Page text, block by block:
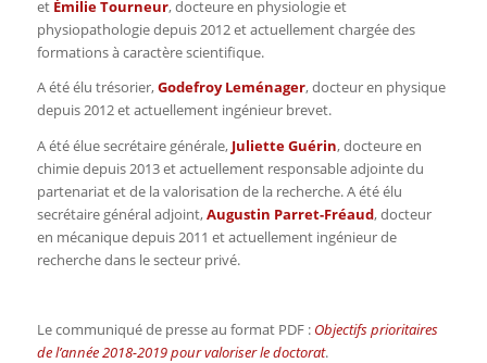
et Émilie Tourneur, docteure en physiologie et
physiopathologie depuis 2012 et actuellement chargée des
formations à caractère scientifique.
A été élu trésorier,Godefroy Leménager, docteur en physique
depuis 2012 et actuellement ingénieur brevet.
A été élue secrétaire générale, Juliette Guérin, docteure en
chimie depuis 2013 et actuellement responsable adjointe du
partenariat et de la valorisation de la recherche. A été élu
secrétaire général adjoint,Augustin Parret-Fréaud, docteur
en mécanique depuis 2011 et actuellement ingénieur de
recherche dans le secteur privé.
Le communiqué de presse au format PDF : Objectifs prioritaires
de l’année 2018-2019 pour valoriser le doctorat.